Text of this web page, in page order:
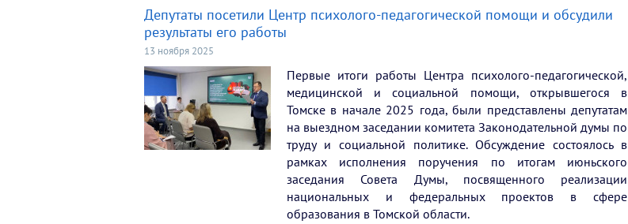
Депутаты посетили Центр психолого-педагогической помощи и обсудили
результаты его работы
13 ноября 2025
Первые итоги работы Центра психолого-педагогической,
медицинской и социальной помощи, открывшегося в
Томске в начале 2025 года, были представлены депутатам
на выездном заседании комитета Законодательной думы по
труду и социальной политике. Обсуждение состоялось в
рамках исполнения поручения по итогам июньского
заседания Совета Думы, посвященного реализации
национальных и федеральных проектов в сфере
образования в Томской области.